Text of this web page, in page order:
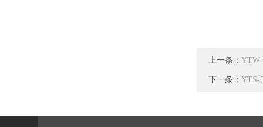
上一条：
下一条： YTS-